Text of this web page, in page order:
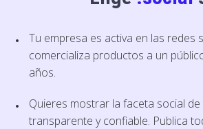
Tu empresa es activa en las redes
comercializa productos a un
años.
Quieres mostrar la faceta social
transparente y confiable. Publica